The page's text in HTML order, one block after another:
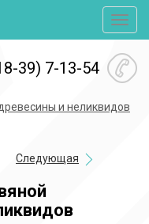
39) 7-13-54
и неликвидов
Следующая